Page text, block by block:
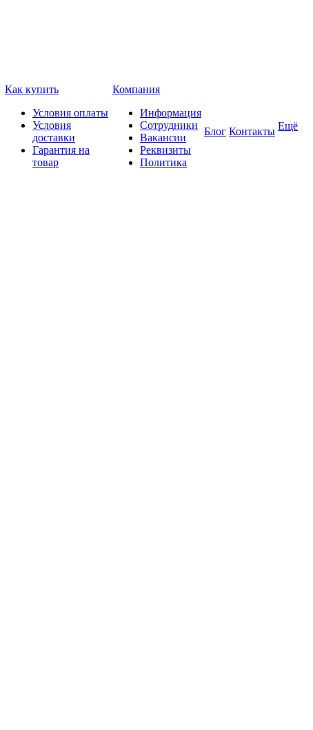
Как купить
Условия оплаты
Условия
доставки
Гарантия на
товар
Компания
Информация
Сотрудники
Вакансии
Реквизиты
Политика
Блог Контакты Ещё